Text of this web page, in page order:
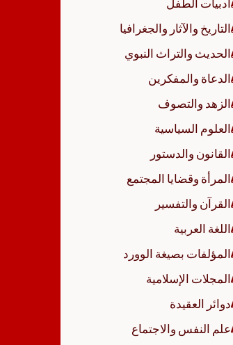
أدبيات الطفل
التاريخ والآثار والجغرافيا
الحديث والتراث النبوي
الدعاة والمفكرين
الزهد والتصوف
العلوم السياسية
القانون والدستور
المرأة وقضايا المجتمع
القرآن والتفسير
اللغة العربية
المؤلفات بصيغة الوورد
المجلات الإسلامية
دوائر العقيدة
علم النفس والاجتماع